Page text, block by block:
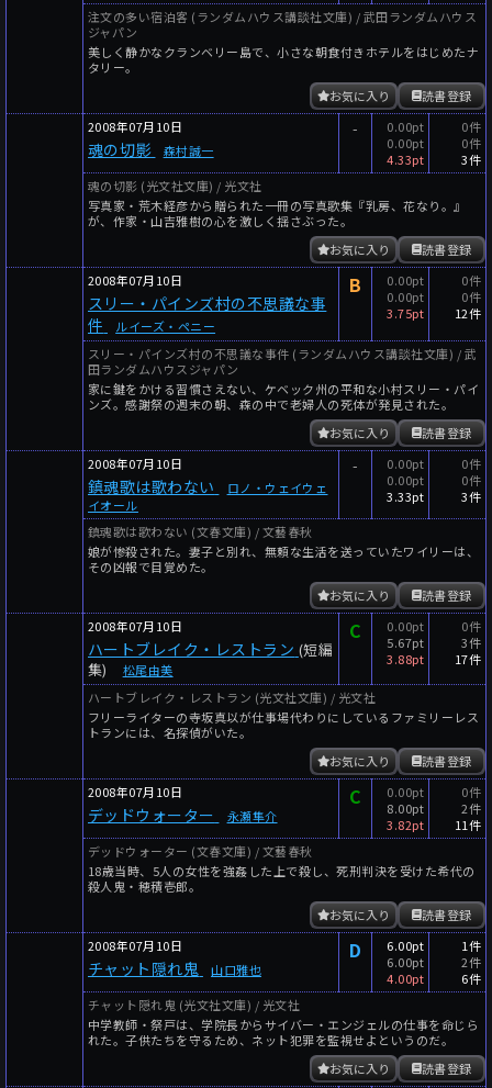
注文の多い宿泊客 (ランダムハウス講談社文庫) / 武田ランダムハウス
ジャパン
美しく静かなクランベリー島で、小さな朝食付きホテルをはじめたナ
タリー。
読書登録
お気に入り
2008年07月10日
魂の切影 森村誠一
-
0.00pt
0.00pt
4.33pt
0件
0件
3件
魂の切影 (光文社文庫) / 光文社
写真家・荒木経彦から贈られた一冊の写真歌集『乳房、花なり。』
が、作家・山吉雅樹の心を激しく揺さぶった。
読書登録
お気に入り
2008年07月10日
スリー・パインズ村の不思議な事
件
ルイーズ・ペニー
B
0.00pt
0.00pt
3.75pt
0件
0件
12件
スリー・パインズ村の不思議な事件 (ランダムハウス講談社文庫) / 武
田ランダムハウスジャパン
家に鍵をかける習慣さえない、ケベック州の平和な小村スリー・パイ
ンズ。感謝祭の週末の朝、森の中で老婦人の死体が発見された。
読書登録
お気に入り
2008年07月10日
鎮魂歌は歌わない
ロノ・ウェイウェ
イオール
-
0.00pt
0.00pt
3.33pt
0件
0件
3件
鎮魂歌は歌わない (文春文庫) / 文藝春秋
娘が惨殺された。妻子と別れ、無頼な生活を送っていたワイリーは、
その凶報で目覚めた。
読書登録
お気に入り
2008年07月10日
ハートブレイク・レストラン (短編
集)
松尾由美
C
0.00pt
5.67pt
3.88pt
0件
3件
17件
ハートブレイク・レストラン (光文社文庫) / 光文社
フリーライターの寺坂真以が仕事場代わりにしているファミリーレス
トランには、名探偵がいた。
読書登録
お気に入り
2008年07月10日
デッドウォーター 永瀬隼介
C
0.00pt
8.00pt
3.82pt
0件
2件
11件
デッドウォーター (文春文庫) / 文藝春秋
18歳当時、5人の女性を強姦した上で殺し、死刑判決を受けた希代の
殺人鬼・穂積壱郎。
読書登録
お気に入り
2008年07月10日
チャット隠れ鬼 山口雅也
D
6.00pt
6.00pt
4.00pt
1件
2件
6件
チャット隠れ鬼 (光文社文庫) / 光文社
中学教師・祭戸は、学院長からサイバー・エンジェルの仕事を命じら
れた。子供たちを守るため、ネット犯罪を監視せよというのだ。
読書登録
お気に入り